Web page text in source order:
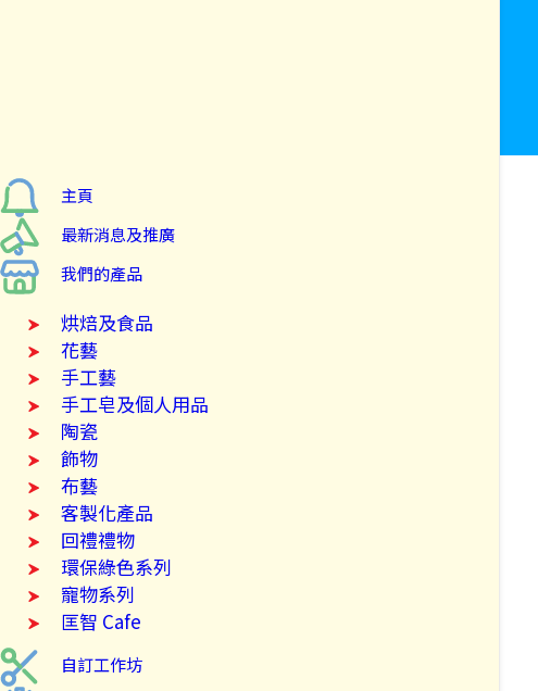
主頁
最新消息及推廣
我們的產品
烘焙及食品
花藝
手工藝
手工皂及個人用品
陶瓷
飾物
布藝
客製化產品
回禮禮物
環保綠色系列
寵物系列
匡智 Cafe
自訂工作坊